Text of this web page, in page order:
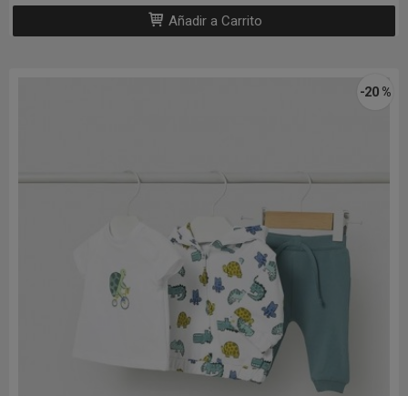
Añadir a Carrito
-20 %